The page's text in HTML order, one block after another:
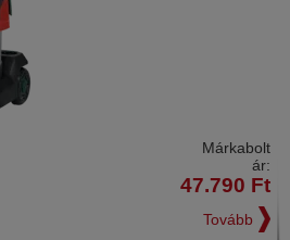
Márkabolt
ár:
47.790 Ft
Tovább